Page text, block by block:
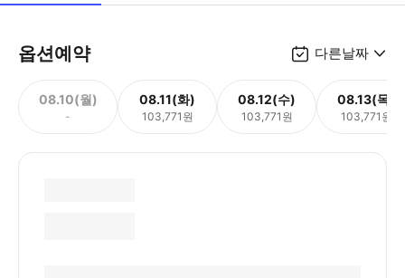
옵션예약 다른날짜
08.10(월)
-
08.11(화)
103,771원
08.12(수)
103,771원
08.13(목)
103,771원